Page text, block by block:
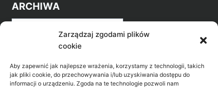
Zarządzaj zgodami plików
cookie
Aby zapewnić jak najlepsze wrażenia, korzystamy z technologii, takich
jak pliki cookie, do przechowywania i/lub uzyskiwania dostępu do
informacji o urządzeniu. Zgoda na te technologie pozwoli nam
ARCHIWA
Archiwa